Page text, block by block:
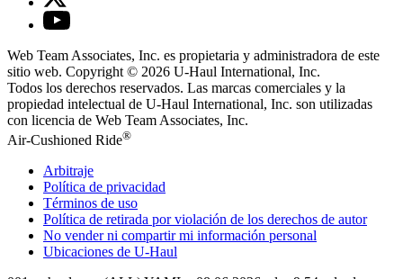
Web Team Associates, Inc. es propietaria y administradora de este
sitio web. Copyright © 2026 U-Haul International, Inc.
Todos los derechos reservados. Las marcas comerciales y la
propiedad intelectual de U-Haul International, Inc. son utilizadas
con licencia de Web Team Associates, Inc.
Air-Cushioned Ride®
Arbitraje
Política de privacidad
Términos de uso
Política de retirada por violación de los derechos de autor
No vender ni compartir mi información personal
Ubicaciones de U-Haul